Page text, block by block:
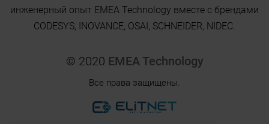
инженерный опыт EMEA Technology вместе с брендами
CODESYS, INOVANCE, OSAI, SCHNEIDER, NIDEC.
© 2020 EMEA Technology
Все права защищены.